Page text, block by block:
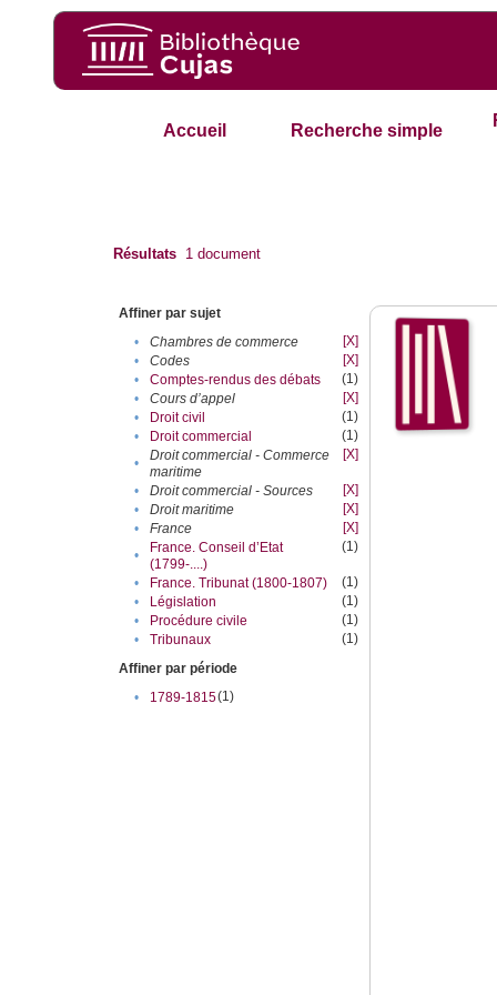
Accueil Recherche simple
Résultats 1 document
Affiner par sujet
•
Chambres de commerce
[X]
•
Codes
[X]
•
Comptes-rendus des débats
(1)
•
Cours d’appel
[X]
•
Droit civil
(1)
•
Droit commercial
(1)
•
Droit commercial - Commerce
maritime
[X]
• Droit commercial - Sources
[X]
•
Droit maritime
[X]
•
France
[X]
•
France. Conseil d’Etat
(1799-....)
(1)
• France. Tribunat (1800-1807)
(1)
•
Législation
(1)
•
Procédure civile
(1)
•
Tribunaux
(1)
Affiner par période
•
1789-1815(1)